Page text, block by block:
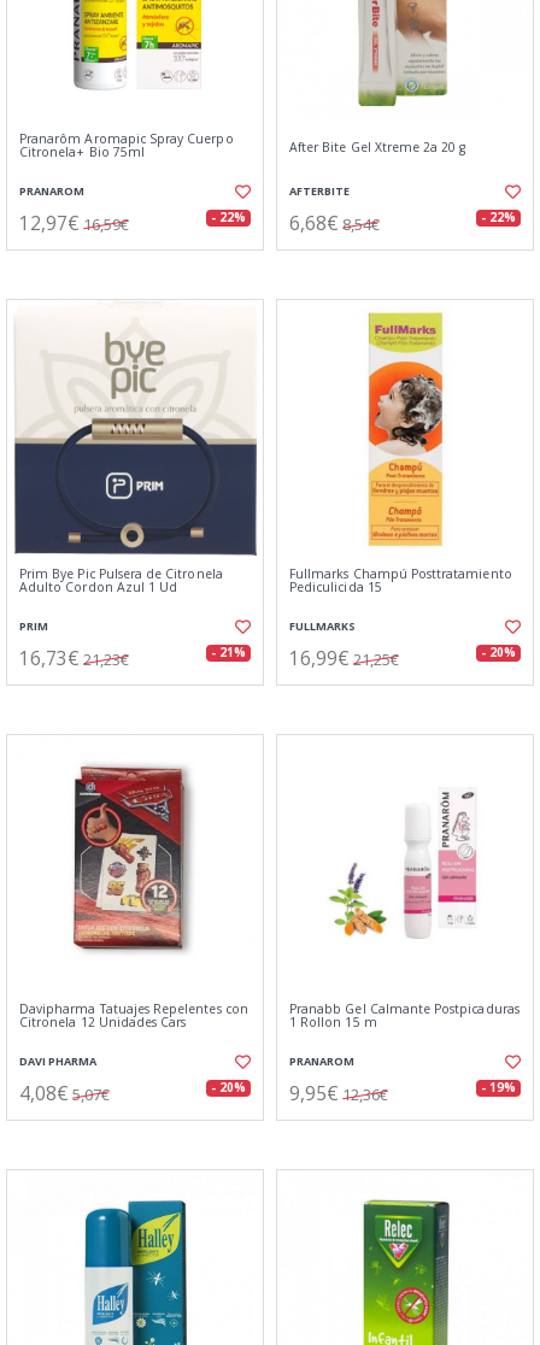
Pranarôm Aromapic Spray Cuerpo
Citronela+ Bio 75ml
PRANAROM
12,97€ 16,59€ - 22%
After Bite Gel Xtreme 2a 20 g
AFTERBITE
6,68€ 8,54€ - 22%
Prim Bye Pic Pulsera de Citronela
Adulto Cordon Azul 1 Ud
PRIM
16,73€ 21,23€ - 21%
Fullmarks Champú Posttratamiento
Pediculicida 15
FULLMARKS
16,99€ 21,25€ - 20%
Davipharma Tatuajes Repelentes con
Citronela 12 Unidades Cars
DAVI PHARMA
4,08€ 5,07€ - 20%
Pranabb Gel Calmante Postpicaduras
1 Rollon 15 m
PRANAROM
9,95€ 12,36€ - 19%